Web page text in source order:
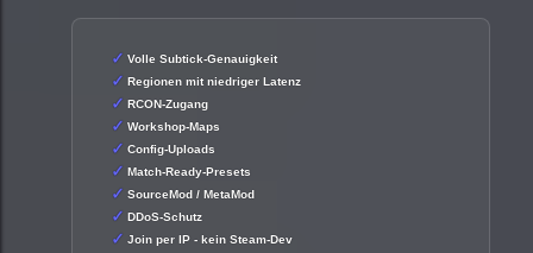
Volle Subtick-Genauigkeit
Regionen mit niedriger Latenz
RCON-Zugang
Workshop-Maps
Config-Uploads
Match-Ready-Presets
SourceMod / MetaMod
DDoS-Schutz
Join per IP - kein Steam-Dev